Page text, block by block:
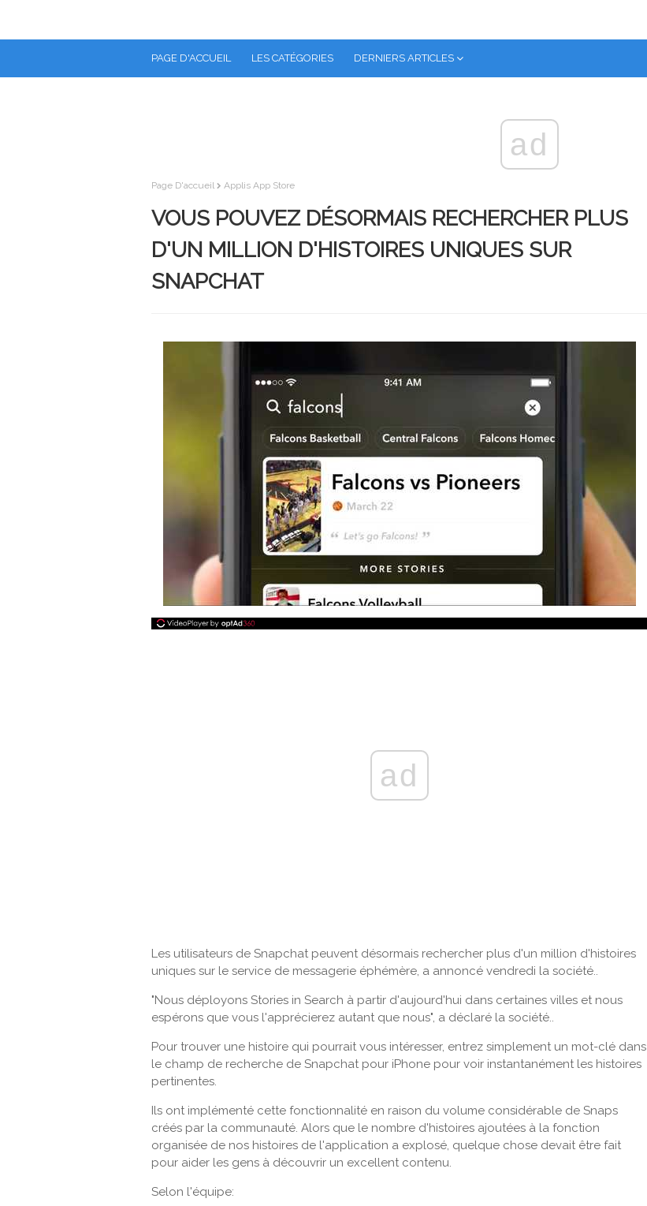
PAGE D'ACCUEIL LES CATÉGORIES DERNIERS ARTICLES
ad
Page D'accueil Applis App Store
VOUS POUVEZ DÉSORMAIS RECHERCHER PLUS
D'UN MILLION D'HISTOIRES UNIQUES SUR
SNAPCHAT
ad
Les utilisateurs de Snapchat peuvent désormais rechercher plus d'un million d'histoires
uniques sur le service de messagerie éphémère, a annoncé vendredi la société..
"Nous déployons Stories in Search à partir d'aujourd'hui dans certaines villes et nous
espérons que vous l'apprécierez autant que nous", a déclaré la société..
Pour trouver une histoire qui pourrait vous intéresser, entrez simplement un mot-clé dans
le champ de recherche de Snapchat pour iPhone pour voir instantanément les histoires
pertinentes.
Ils ont implémenté cette fonctionnalité en raison du volume considérable de Snaps
créés par la communauté. Alors que le nombre d'histoires ajoutées à la fonction
organisée de nos histoires de l'application a explosé, quelque chose devait être fait
pour aider les gens à découvrir un excellent contenu.
Selon l'équipe: